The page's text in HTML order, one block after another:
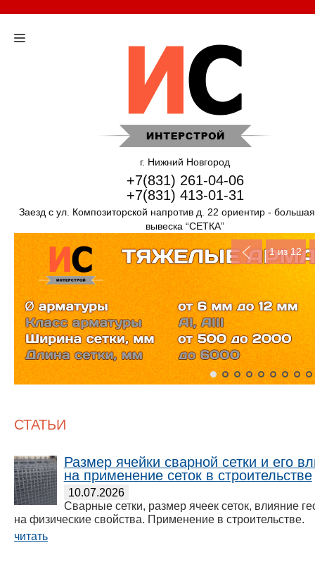
г. Нижний Новгород
+7(831) 261-04-06
+7(831) 413-01-31
Заезд с ул. Композиторской напротив д. 22 ориентир -
вывеска “СЕТКА”
1из 12
СТАТЬИ
Размер ячейки сварной сетки и его
на применение сеток в строительстве
10.07.2026
Сварные сетки, размер ячеек сеток, влияние
на физические свойства. Применение в строительстве.
читать